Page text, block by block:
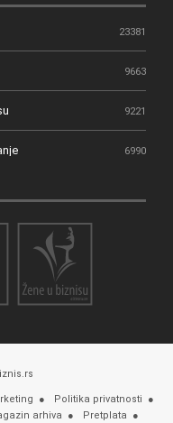
23381
9663
9221
6990
Politika privatnosti
arhiva Pretplata